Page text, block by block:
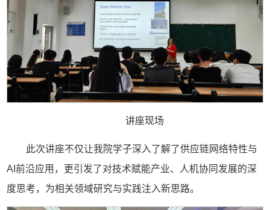
讲座现场
此次讲座不仅让我院学子深入了解了供应链网络特性与
AI前沿应用，更引发了对技术赋能产业、人机协同发展的深
度思考，为相关领域研究与实践注入新思路。